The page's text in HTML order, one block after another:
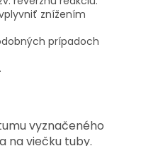
znížením
prípadoch
vyznačeného
na viečku tuby.